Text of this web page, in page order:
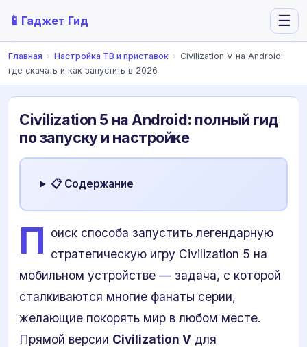
📱 Гаджет Гид ☰
Главная › Настройка ТВ и приставок › Civilization V на Android:
где скачать и как запустить в 2026
Civilization 5 на Android: полный гид
по запуску и настройке
📋 Содержание
П оиск способа запустить легендарную
стратегическую игру Civilization 5 на
мобильном устройстве — задача, с которой
сталкиваются многие фанаты серии,
желающие покорять мир в любом месте.
Прямой версии Civilization V для